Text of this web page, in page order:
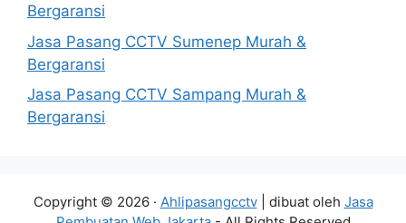
Bergaransi
Jasa Pasang CCTV Sumenep Murah &
Bergaransi
Jasa Pasang CCTV Sampang Murah &
Bergaransi
Copyright © 2026 · Ahlipasangcctv| dibuat oleh Jasa